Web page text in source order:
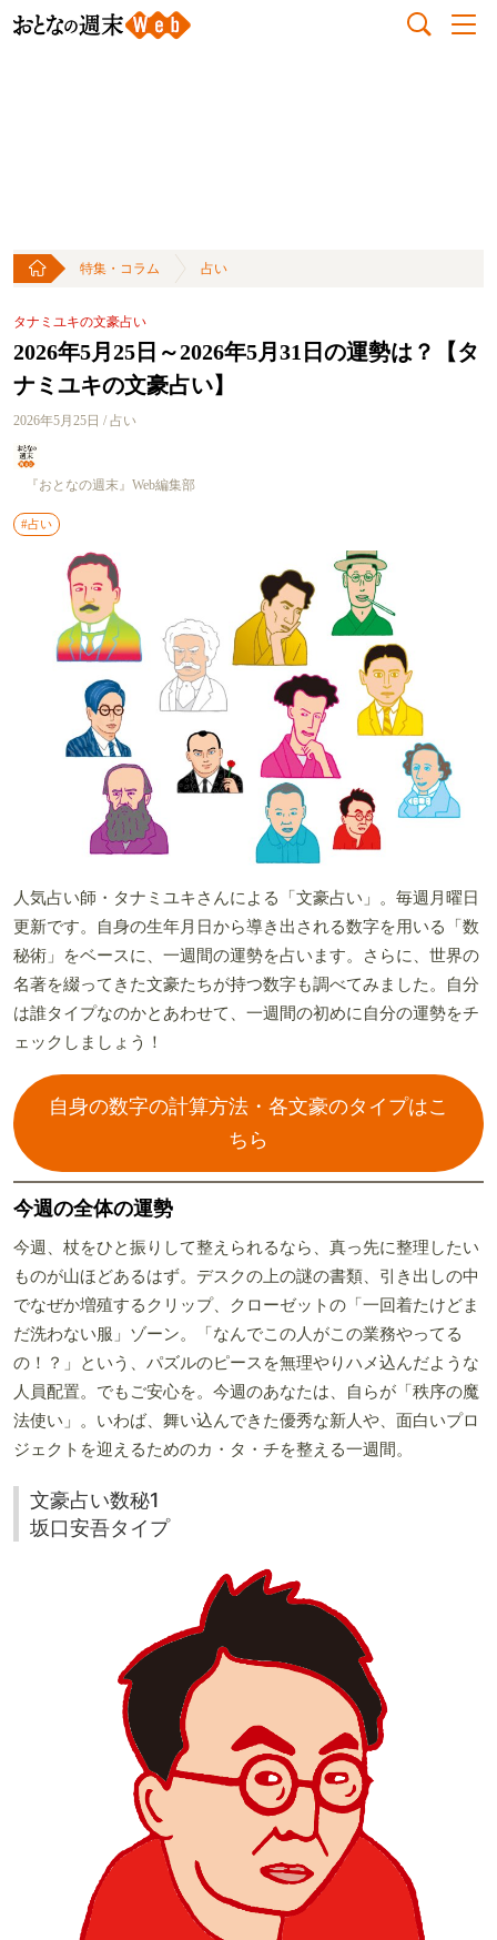
特集・コラム 占い
タナミユキの文豪占い
2026年5月25日～2026年5月31日の運勢は？【タ
ナミユキの文豪占い】
2026年5月25日 / 占い
『おとなの週末』Web編集部
#占い
人気占い師・タナミユキさんによる「文豪占い」。毎週月曜日
更新です。自身の生年月日から導き出される数字を用いる「数
秘術」をベースに、一週間の運勢を占います。さらに、世界の
名著を綴ってきた文豪たちが持つ数字も調べてみました。自分
は誰タイプなのかとあわせて、一週間の初めに自分の運勢をチ
ェックしましょう！
自身の数字の計算方法・各文豪のタイプはこ
ちら
今週の全体の運勢
今週、杖をひと振りして整えられるなら、真っ先に整理したい
ものが山ほどあるはず。デスクの上の謎の書類、引き出しの中
でなぜか増殖するクリップ、クローゼットの「一回着たけどま
だ洗わない服」ゾーン。「なんでこの人がこの業務やってる
の！？」という、パズルのピースを無理やりハメ込んだような
人員配置。でもご安心を。今週のあなたは、自らが「秩序の魔
法使い」。いわば、舞い込んできた優秀な新人や、面白いプロ
ジェクトを迎えるためのカ・タ・チを整える一週間。
文豪占い数秘1
坂口安吾タイプ